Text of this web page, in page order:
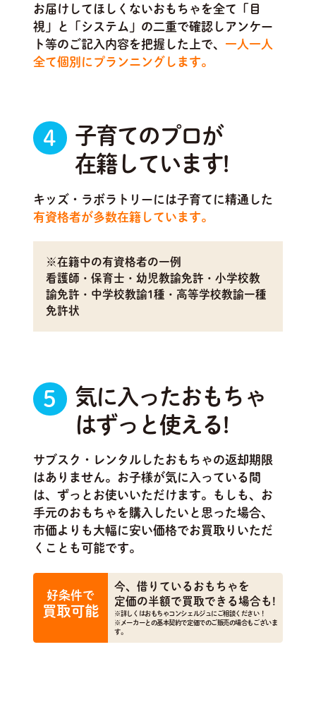
お届けしてほしくないおもちゃを全て「目
視」と「システム」の二重で確認しアンケー
ト等のご記入内容を把握した上で、 一人一人
全て個別にプランニングします。
4
子育てのプロが
在籍しています!
キッズ・ラボラトリーには子育てに精通した
有資格者が多数在籍しています。
※在籍中の有資格者の一例
看護師・保育士・幼児教諭免許・小学校教
諭免許・中学校教諭1種・高等学校教諭一種
免許状
5
気に入ったおもちゃ
はずっと使える!
サブスク・レンタルしたおもちゃの返却期限
はありません。お子様が気に入っている間
は、ずっとお使いいただけます。もしも、お
手元のおもちゃを購入したいと思った場合、
市価よりも大幅に安い価格でお買取りいただ
くことも可能です。
好条件で
買取可能
今、借りているおもちゃを
定価の半額で買取できる場合も!
※詳しくはおもちゃコンシェルジュにご相談ください！
※メーカーとの基本契約で定価でのご販売の場合もございま
す。